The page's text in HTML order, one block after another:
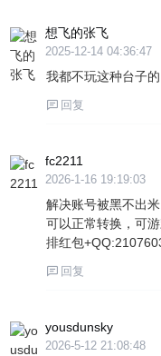
想飞的张飞
2025-12-14 04:36:47
我都不玩这种台子的
回复
fc2211
2026-1-16 19:19:03
解决账号被黑不出
可以正常转换，可
排红包
回复
yousdunsky
2026-5-12 21:08:48